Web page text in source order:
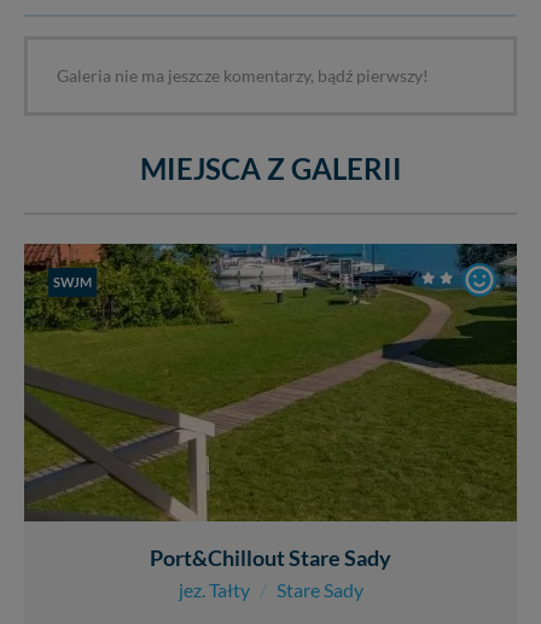
Galeria nie ma jeszcze komentarzy, bądź pierwszy!
MIEJSCA Z GALERII
SWJM
Port&Chillout Stare Sady
jez. Tałty / Stare Sady